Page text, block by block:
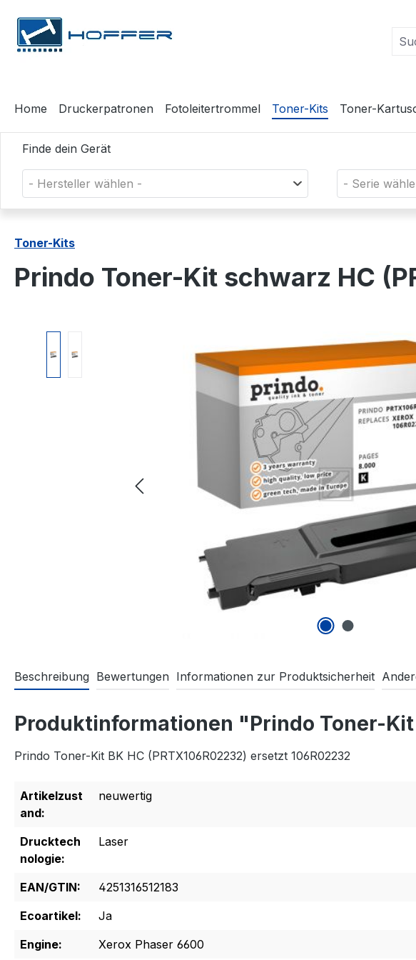
Hauptinhalt springen
Zur Suche springen
Zur Hauptnavigation springen
Home Druckerpatronen Fotoleitertrommel Toner-Kits Toner-
Finde dein Gerät
- Hersteller wählen - - Serie
Toner-Kits
Prindo Toner-Kit schwarz HC
Beschreibung Bewertungen Informationen zur Produktsicherheit
Produktinformationen "Prindo Toner-Kit
Prindo Toner-Kit BK HC (PRTX106R02232) ersetzt 106R02232
Artikelzust
and:
neuwertig
Drucktech
nologie:
Laser
EAN/GTIN:
4251316512183
Ecoartikel:
Ja
Engine:
Xerox Phaser 6600